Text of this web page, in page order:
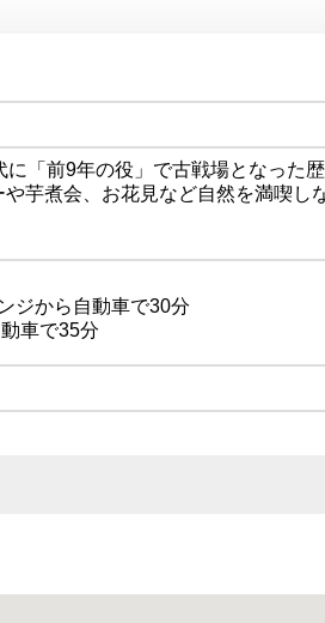
「前9年の役」で古戦場となった歴
芋煮会、お花見など自然を満喫し
ジから自動車で30分
車で35分